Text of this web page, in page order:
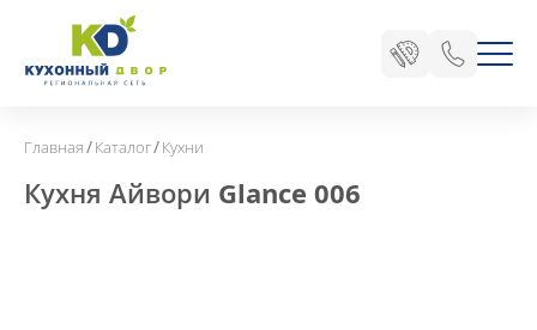
Главная/Каталог/Кухни
Кухня Айвори Glance 006